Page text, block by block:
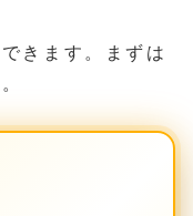
きます。まずは